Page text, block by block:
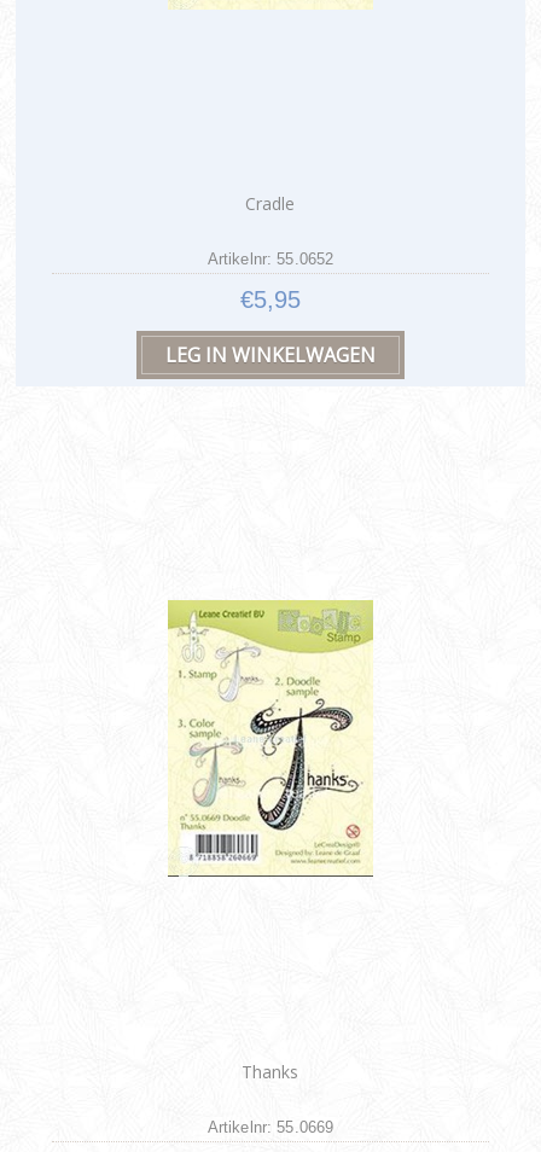
Cradle
Artikelnr: 55.0652
€5,95
Thanks
Artikelnr: 55.0669